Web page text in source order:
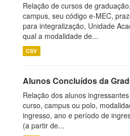
Relação de cursos de
campus, seu código e-MEC,
para integralização, Unidade
qual a modalidade de...
CSV
Alunos Concluídos da
Relação dos alunos
curso, campus ou polo,
ingresso, ano e período de
(a partir de...